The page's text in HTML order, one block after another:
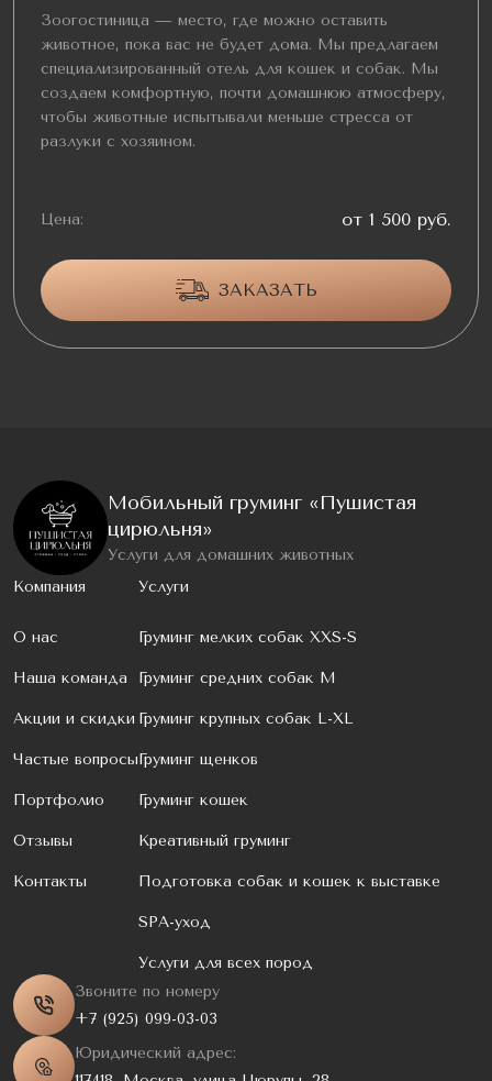
Зоогостиница — место, где можно оставить
животное, пока вас не будет дома. Мы предлагаем
специализированный отель для кошек и собак. Мы
создаем комфортную, почти домашнюю атмосферу,
чтобы животные испытывали меньше стресса от
разлуки с хозяином.
Цена: от 1 500 руб.
ЗАКАЗАТЬ
Мобильный груминг «Пушистая
цирюльня»
Услуги для домашних животных
Компания
О нас
Наша команда
Акции и скидки
Частые вопросы
Портфолио
Отзывы
Контакты
Услуги
Груминг мелких собак XXS-S
Груминг средних собак M
Груминг крупных собак L-XL
Груминг щенков
Груминг кошек
Креативный груминг
Подготовка собак и кошек к выставке
SPA-уход
Услуги для всех пород
Звоните по номеру
+7 (925) 099-03-03
Юридический адрес: